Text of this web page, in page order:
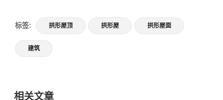
标签: 拱形屋顶 拱形屋 拱形屋面
建筑
相关文章